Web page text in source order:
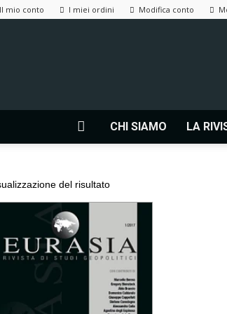
Il mio conto I miei ordini Modifica conto
CHI SIAMO LA
del risultato